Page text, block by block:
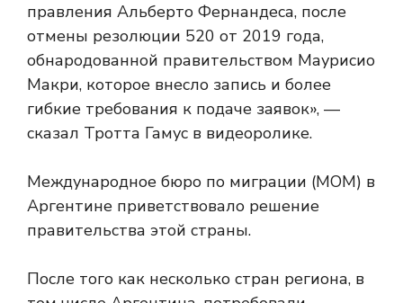
правления Альберто Фернандеса, после
отмены резолюции 520 от 2019 года,
обнародованной правительством Маурисио
Макри, которое внесло запись и более
гибкие требования к подаче заявок», —
сказал Тротта Гамус в видеоролике.
Международное бюро по миграции (МОМ) в
Аргентине приветствовало решение
правительства этой страны.
После того как несколько стран региона, в